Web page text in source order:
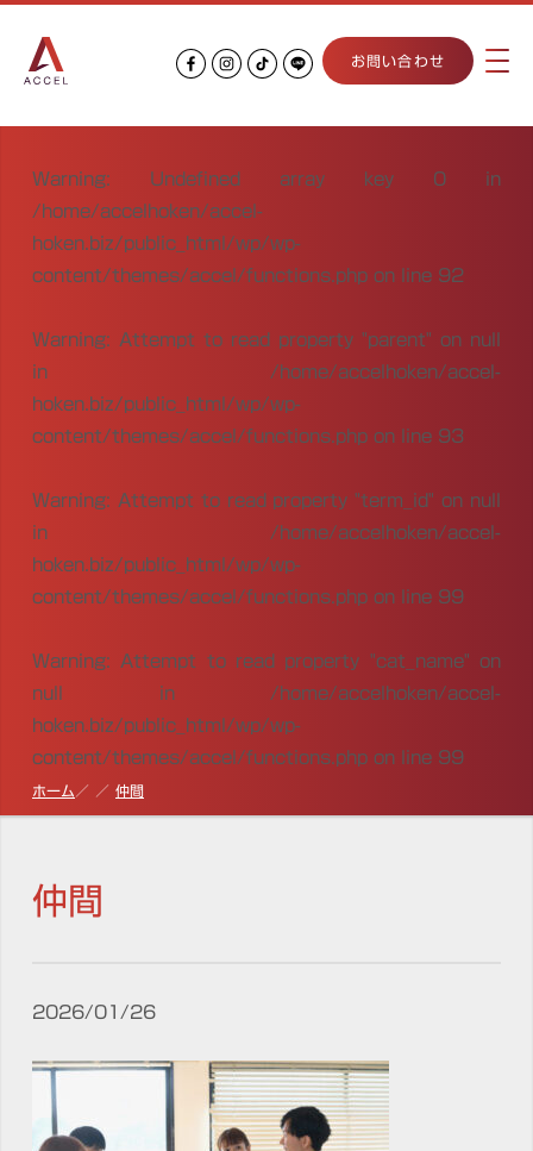
お問い合わせ
Warning: Undefined array key 0 in
/home/accelhoken/accel-
hoken.biz/public_html/wp/wp-
content/themes/accel/functions.php on line 92
Warning: Attempt to read property "parent" on null
in /home/accelhoken/accel-
hoken.biz/public_html/wp/wp-
content/themes/accel/functions.php on line 93
Warning: Attempt to read property "term_id" on null
in /home/accelhoken/accel-
hoken.biz/public_html/wp/wp-
content/themes/accel/functions.php on line 99
Warning: Attempt to read property "cat_name" on
null in /home/accelhoken/accel-
hoken.biz/public_html/wp/wp-
content/themes/accel/functions.php on line 99
ホーム 仲間
仲間
2026/01/26